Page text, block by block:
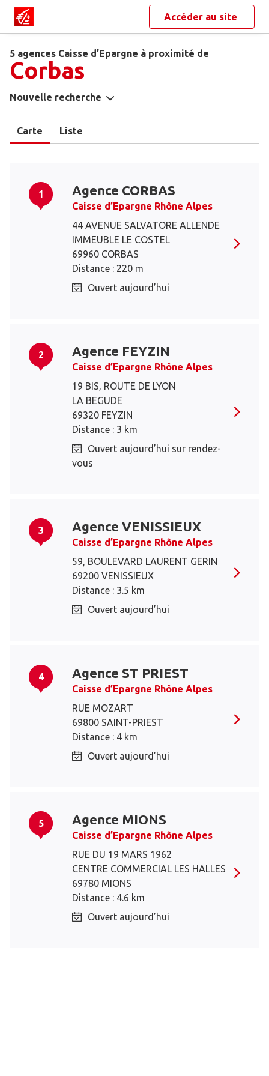
Accéder au site
5 agences Caisse d’Epargne à proximité de
Corbas
Nouvelle recherche
Carte Liste
1 Agence CORBAS
Caisse d’Epargne Rhône Alpes
44 AVENUE SALVATORE ALLENDE
IMMEUBLE LE COSTEL
69960 CORBAS
Distance : 220 m
Ouvert aujourd’hui
2 Agence FEYZIN
Caisse d’Epargne Rhône Alpes
19 BIS, ROUTE DE LYON
LA BEGUDE
69320 FEYZIN
Distance : 3 km
Ouvert aujourd’hui sur rendez-
vous
3 Agence VENISSIEUX
Caisse d’Epargne Rhône Alpes
59, BOULEVARD LAURENT GERIN
69200 VENISSIEUX
Distance : 3.5 km
Ouvert aujourd’hui
4 Agence ST PRIEST
Caisse d’Epargne Rhône Alpes
RUE MOZART
69800 SAINT-PRIEST
Distance : 4 km
Ouvert aujourd’hui
5 Agence MIONS
Caisse d’Epargne Rhône Alpes
RUE DU 19 MARS 1962
CENTRE COMMERCIAL LES HALLES
69780 MIONS
Distance : 4.6 km
Ouvert aujourd’hui